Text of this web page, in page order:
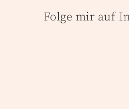
Folge mir auf